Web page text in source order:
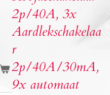
2p/40A, 3x
Aardlekschakelaa
r
2p/40A/30mA,
9x automaat